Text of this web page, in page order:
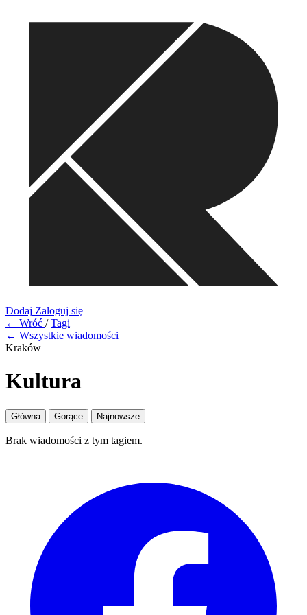
Dodaj Zaloguj się
← Wróć / Tagi
← Wszystkie wiadomości
Kraków
Kultura
Główna Gorące Najnowsze
Brak wiadomości z tym tagiem.